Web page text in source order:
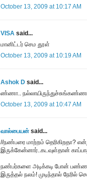
October 13, 2009 at 10:17 AM
VISA said...
மானிட்டர் செம தூள்
October 13, 2009 at 10:19 AM
Ashok D said...
ண்ணா..
October 13, 2009 at 10:47 AM
வால்பையன் said...
//நண்பரை மாற்றம் தெரிகிறதா?
இருக்கேன்னார்..கடவுள்தான்
நண்பர்களை அடிக்கடி போன்
இருத்தல் நலம்! முடிந்தால் நேரில்